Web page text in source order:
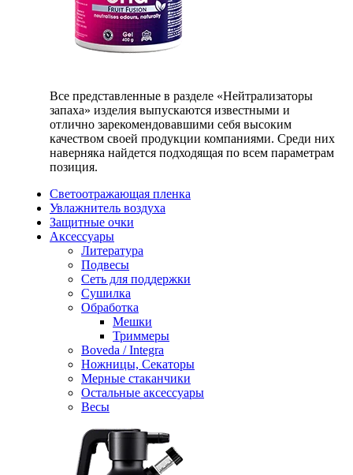
Все представленные в разделе «Нейтрализаторы
запаха» изделия выпускаются известными и
отлично зарекомендовавшими себя высоким
качеством своей продукции компаниями. Среди них
наверняка найдется подходящая по всем параметрам
позиция.
Светоотражающая пленка
Увлажнитель воздуха
Защитные очки
Аксессуары
Литература
Подвесы
Сеть для поддержки
Сушилка
Обработка
Мешки
Триммеры
Boveda / Integra
Ножницы, Секаторы
Мерные стаканчики
Остальные аксессуары
Весы